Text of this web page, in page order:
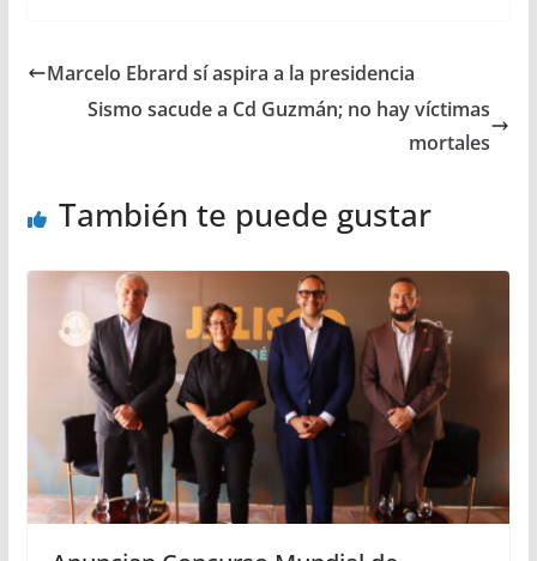
Marcelo Ebrard sí aspira a la presidencia
Sismo sacude a Cd Guzmán; no hay víctimas
mortales
También te puede gustar